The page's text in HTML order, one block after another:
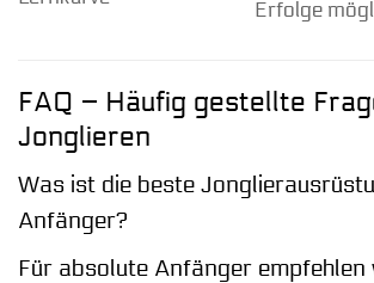
Erfolge
FAQ – Häufig gestellte
Jonglieren
Was ist die beste
Anfänger?
Für absolute Anfänger empfehlen